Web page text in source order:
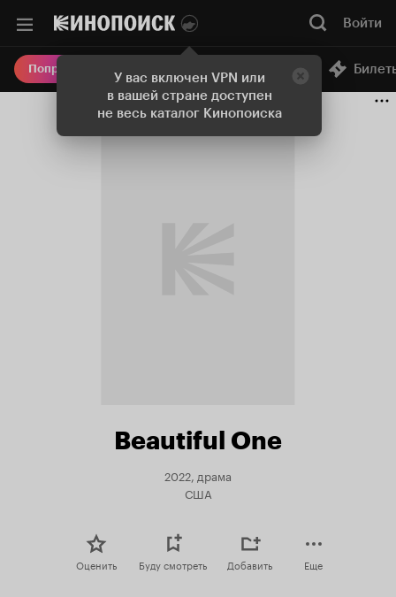
У вас включен VPN или
в вашей стране доступен
не весь каталог Кинопоиска
Войти
Попробовать Плюс Онлайн-кинотеатр
Beautiful One
2022, драма
США
Оценить Буду смотреть Добавить Еще